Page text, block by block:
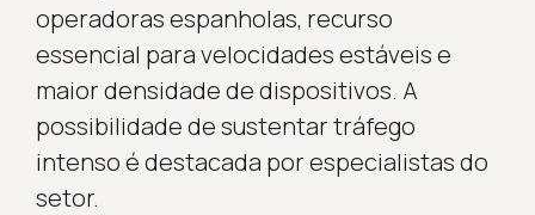
operadoras espanholas, recurso
essencial para velocidades estáveis e
maior densidade de dispositivos. A
possibilidade de sustentar tráfego
intenso é destacada por especialistas do
setor.